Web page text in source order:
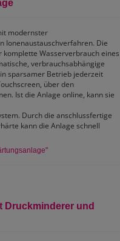
modernster
Ionenaustauschverfahren. Die
komplette Wasserverbrauch eines
verbrauchsabhängige
sparsamer Betrieb jederzeit
über den
Ist die Anlage online, kann sie
Durch die anschlussfertige
kann die Anlage schnell
Druckminderer und